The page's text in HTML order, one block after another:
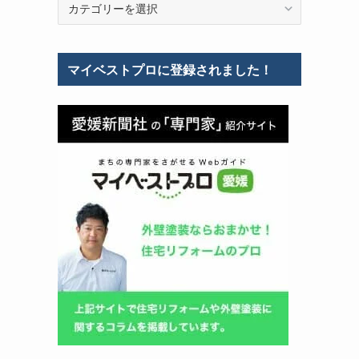
リ
マイベストプロに登録されました！